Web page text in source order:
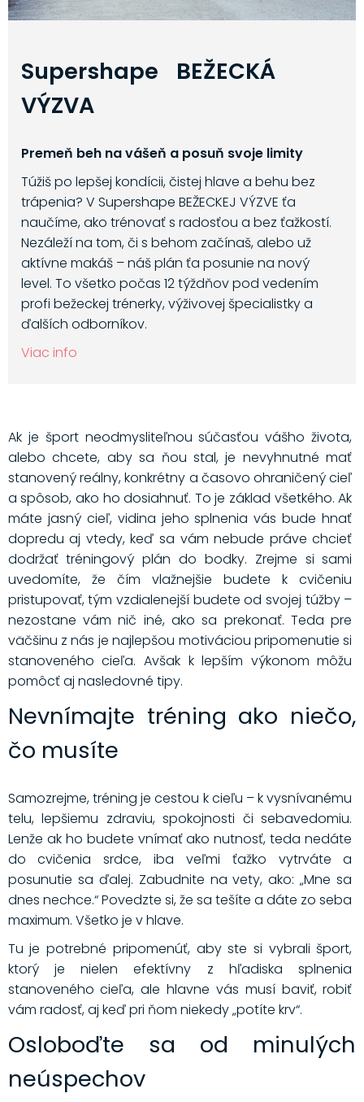
Supershape BEŽECKÁ
VÝZVA
Premeň beh na vášeň a posuň svoje limity
Túžiš po lepšej kondícii, čistej hlave a behu bez
trápenia? V Supershape BEŽECKEJ VÝZVE ťa
naučíme, ako trénovať s radosťou a bez ťažkostí.
Nezáleží na tom, či s behom začínaš, alebo už
aktívne makáš – náš plán ťa posunie na nový
level. To všetko počas 12 týždňov pod vedením
profi bežeckej trénerky, výživovej špecialistky a
ďalších odborníkov.
Viac info
Ak je šport neodmysliteľnou súčasťou vášho života,
alebo chcete, aby sa ňou stal, je nevyhnutné mať
stanovený reálny, konkrétny a časovo ohraničený cieľ
a spôsob, ako ho dosiahnuť. To je základ všetkého. Ak
máte jasný cieľ, vidina jeho splnenia vás bude hnať
dopredu aj vtedy, keď sa vám nebude práve chcieť
dodržať tréningový plán do bodky. Zrejme si sami
uvedomíte, že čím vlažnejšie budete k cvičeniu
pristupovať, tým vzdialenejší budete od svojej túžby –
nezostane vám nič iné, ako sa prekonať. Teda pre
väčšinu z nás je najlepšou motiváciou pripomenutie si
stanoveného cieľa. Avšak k lepším výkonom môžu
pomôcť aj nasledovné tipy.
Nevnímajte tréning ako niečo,
čo musíte
Samozrejme, tréning je cestou k cieľu – k vysnívanému
telu, lepšiemu zdraviu, spokojnosti či sebavedomiu.
Lenže ak ho budete vnímať ako nutnosť, teda nedáte
do cvičenia srdce, iba veľmi ťažko vytrváte a
posunutie sa ďalej. Zabudnite na vety, ako: „Mne sa
dnes nechce.“ Povedzte si, že sa tešíte a dáte zo seba
maximum. Všetko je v hlave.
Tu je potrebné pripomenúť, aby ste si vybrali šport,
ktorý je nielen efektívny z hľadiska splnenia
stanoveného cieľa, ale hlavne vás musí baviť, robiť
vám radosť, aj keď pri ňom niekedy „potíte krv“.
Osloboďte sa od minulých
neúspechov